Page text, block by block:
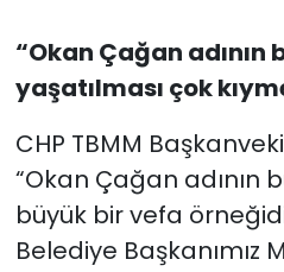
“Okan Çağan adının
yaşatılması çok
CHP TBMM
“Okan Çağan adının
büyük bir vefa
Belediye Başkanımız